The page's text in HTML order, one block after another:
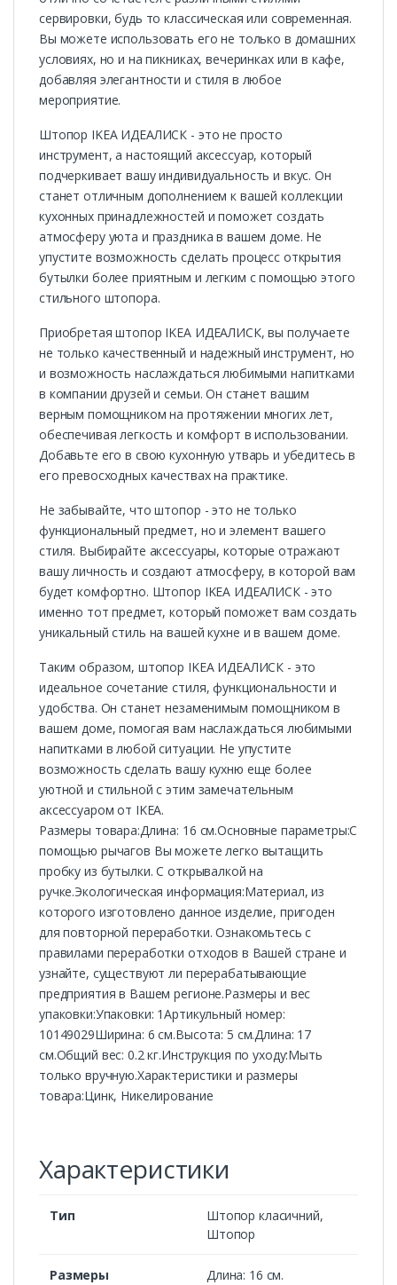
сервировки, будь то классическая или современная.
Вы можете использовать его не только в домашних
условиях, но и на пикниках, вечеринках или в кафе,
добавляя элегантности и стиля в любое
мероприятие.
Штопор IKEA ИДЕАЛИСК - это не просто
инструмент, а настоящий аксессуар, который
подчеркивает вашу индивидуальность и вкус. Он
станет отличным дополнением к вашей коллекции
кухонных принадлежностей и поможет создать
атмосферу уюта и праздника в вашем доме. Не
упустите возможность сделать процесс открытия
бутылки более приятным и легким с помощью этого
стильного штопора.
Приобретая штопор IKEA ИДЕАЛИСК, вы получаете
не только качественный и надежный инструмент, но
и возможность наслаждаться любимыми напитками
в компании друзей и семьи. Он станет вашим
верным помощником на протяжении многих лет,
обеспечивая легкость и комфорт в использовании.
Добавьте его в свою кухонную утварь и убедитесь в
его превосходных качествах на практике.
Не забывайте, что штопор - это не только
функциональный предмет, но и элемент вашего
стиля. Выбирайте аксессуары, которые отражают
вашу личность и создают атмосферу, в которой вам
будет комфортно. Штопор IKEA ИДЕАЛИСК - это
именно тот предмет, который поможет вам создать
уникальный стиль на вашей кухне и в вашем доме.
Таким образом, штопор IKEA ИДЕАЛИСК - это
идеальное сочетание стиля, функциональности и
удобства. Он станет незаменимым помощником в
вашем доме, помогая вам наслаждаться любимыми
напитками в любой ситуации. Не упустите
возможность сделать вашу кухню еще более
уютной и стильной с этим замечательным
аксессуаром от IKEA.
Размеры товара:Длина: 16 см.Основные параметры:С
помощью рычагов Вы можете легко вытащить
пробку из бутылки. С открывалкой на
ручке.Экологическая информация:Материал, из
которого изготовлено данное изделие, пригоден
для повторной переработки. Ознакомьтесь с
правилами переработки отходов в Вашей стране и
узнайте, существуют ли перерабатывающие
предприятия в Вашем регионе.Размеры и вес
упаковки:Упаковки: 1Артикульный номер:
10149029Ширина: 6 см.Высота: 5 см.Длина: 17
см.Общий вес: 0.2 кг.Инструкция по уходу:Мыть
только вручную.Характеристики и размеры
товара:Цинк, Никелирование
Характеристики
Тип
Штопор класичний,
Штопор
Размеры Длина: 16 см.